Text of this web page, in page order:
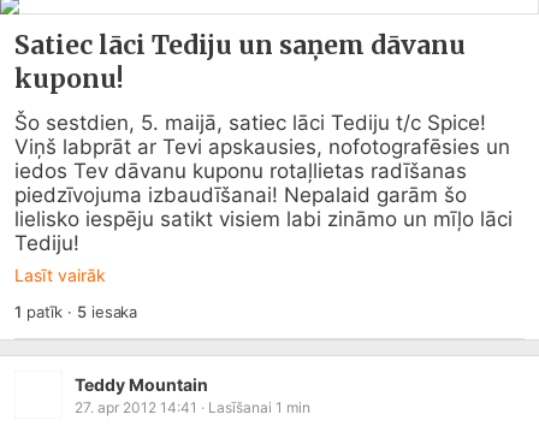
Satiec lāci Tediju un saņem dāvanu
kuponu!
Šo sestdien, 5. maijā, satiec lāci Tediju t/c Spice!
Viņš labprāt ar Tevi apskausies, nofotografēsies un
iedos Tev dāvanu kuponu rotaļlietas radīšanas
piedzīvojuma izbaudīšanai! Nepalaid garām šo
lielisko iespēju satikt visiem labi zināmo un mīļo lāci
Tediju!
Lasīt vairāk
1 patīk · 5iesaka
Teddy Mountain
27. apr 2012 14:41 · Lasīšanai 1 min